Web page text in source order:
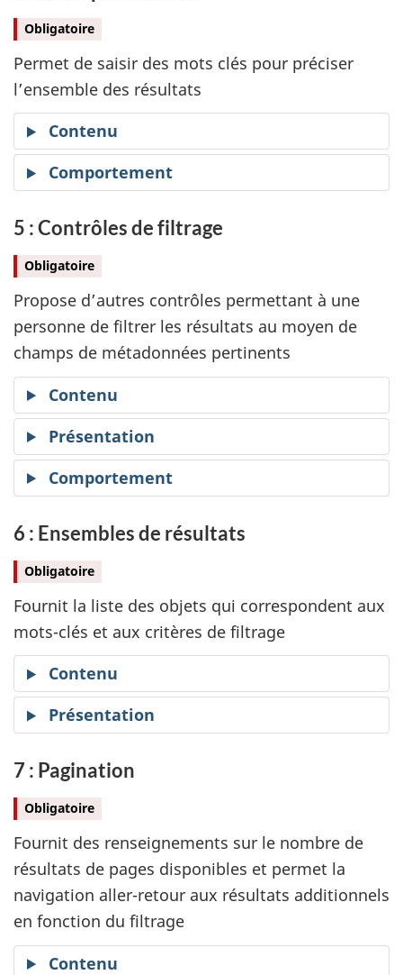
Obligatoire
Permet de saisir des mots clés pour préciser
l’ensemble des résultats
Contenu
Comportement
5 : Contrôles de filtrage
Obligatoire
Propose d’autres contrôles permettant à une
personne de filtrer les résultats au moyen de
champs de métadonnées pertinents
Contenu
Présentation
Comportement
6 : Ensembles de résultats
Obligatoire
Fournit la liste des objets qui correspondent aux
mots-clés et aux critères de filtrage
Contenu
Présentation
7 : Pagination
Obligatoire
Fournit des renseignements sur le nombre de
résultats de pages disponibles et permet la
navigation aller-retour aux résultats additionnels
en fonction du filtrage
Contenu